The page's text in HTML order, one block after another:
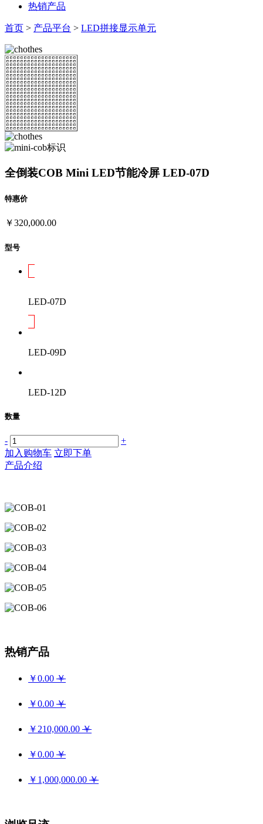
热销产品
首页 > 产品平台 > LED拼接显示单元
全倒装COB Mini LED节能冷屏 LED-07D
特惠价
￥320,000.00
型号
LED-07D
LED-09D
LED-12D
数量
-
+
加入购物车 立即下单
产品介绍
热销产品
￥0.00 ￥
￥0.00 ￥
￥210,000.00 ￥
￥0.00 ￥
￥1,000,000.00 ￥